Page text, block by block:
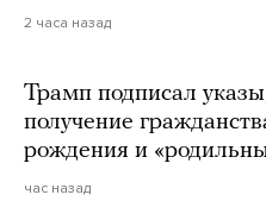
2 часа назад
Трамп подписал
получение
рождения и
час назад